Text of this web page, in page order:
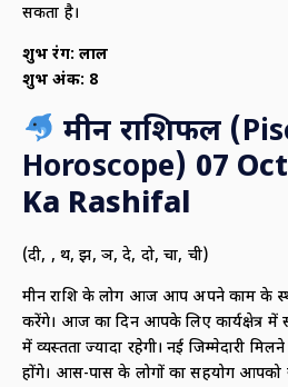
सकता है।
शुभ रंग: लाल
शुभ अंक: 8
मीन राशिफल (
Horoscope) 07
Ka Rashifal
(दी, दू, थ, झ, ञ, दे, दो, चा, ची)
मीन राशि के लोग आज आप अपने काम के
करेंगे। आज का दिन आपके लिए कार्यक्षेत्र में
में व्यस्तता ज्यादा रहेगी। नई जिम्मेदारी
होंगे। आस-पास के लोगों का सहयोग आपको